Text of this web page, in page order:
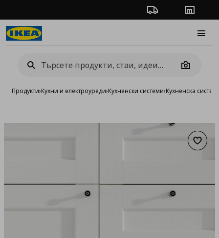
Проследяване на
Camera
Продукти›Кухни и електроуреди›Кухненски системи›Кухненска